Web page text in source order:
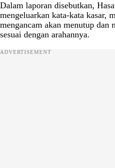
Dalam laporan disebutkan,
mengeluarkan kata-kata kasar,
mengancam akan menutup dan
sesuai dengan arahannya.
ADVERTISEMENT